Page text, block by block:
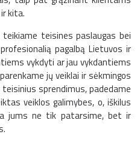
kita.
teisines paslaugas bei
pagalbą Lietuvos ir
vykdyti ar jau vykdantiems
jų veiklai ir sėkmingos
sprendimus, padedame
veiklos galimybes, o, iškilus
jums ne tik patarsime, bet ir